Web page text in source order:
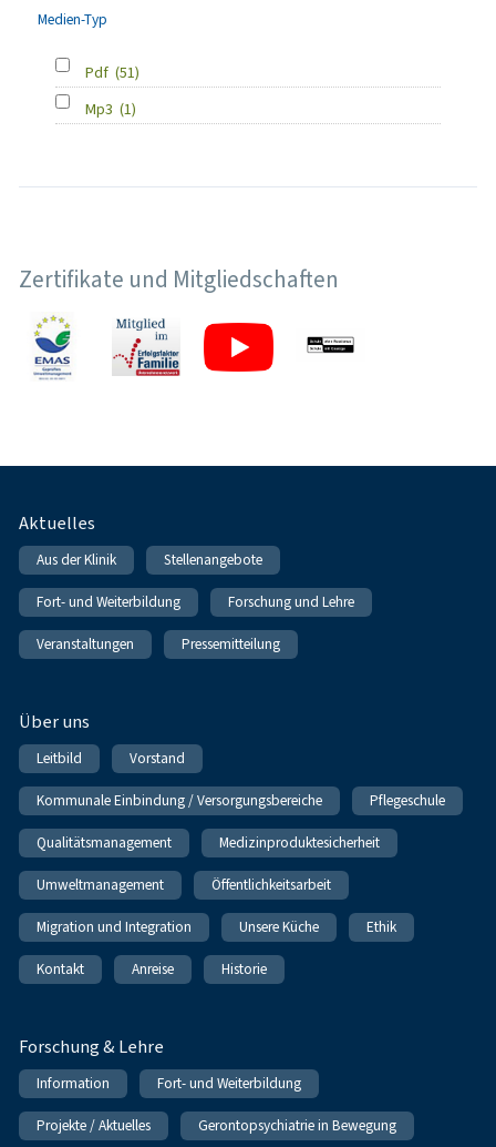
Medien-Typ
Pdf (51)
Mp3 (1)
Zertifikate und Mitgliedschaften
Fußnavigation
Aktuelles
Aus der Klinik Stellenangebote
Fort- und Weiterbildung Forschung und Lehre
Veranstaltungen Pressemitteilung
Über uns
Leitbild Vorstand
Kommunale Einbindung / Versorgungsbereiche Pflegeschule
Qualitätsmanagement Medizinproduktesicherheit
Umweltmanagement Öffentlichkeitsarbeit
Migration und Integration Unsere Küche Ethik
Kontakt Anreise Historie
Forschung & Lehre
Information Fort- und Weiterbildung
Projekte / Aktuelles Gerontopsychiatrie in Bewegung